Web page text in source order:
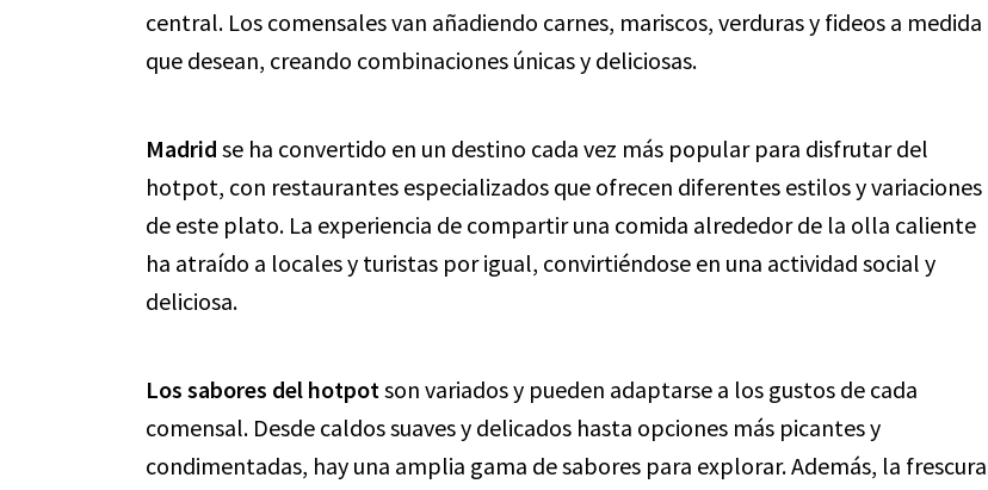
central. Los comensales van añadiendo carnes, mariscos, verduras y fideos a medida
que desean, creando combinaciones únicas y deliciosas.
Madrid se ha convertido en un destino cada vez más popular para disfrutar del
hotpot, con restaurantes especializados que ofrecen diferentes estilos y variaciones
de este plato. La experiencia de compartir una comida alrededor de la olla caliente
ha atraído a locales y turistas por igual, convirtiéndose en una actividad social y
deliciosa.
Los sabores del hotpotson variados y pueden adaptarse a los gustos de cada
comensal. Desde caldos suaves y delicados hasta opciones más picantes y
condimentadas, hay una amplia gama de sabores para explorar. Además, la frescura